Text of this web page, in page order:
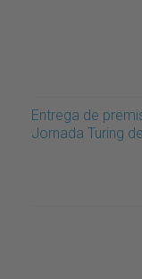
Entrega de
Jornada Turing